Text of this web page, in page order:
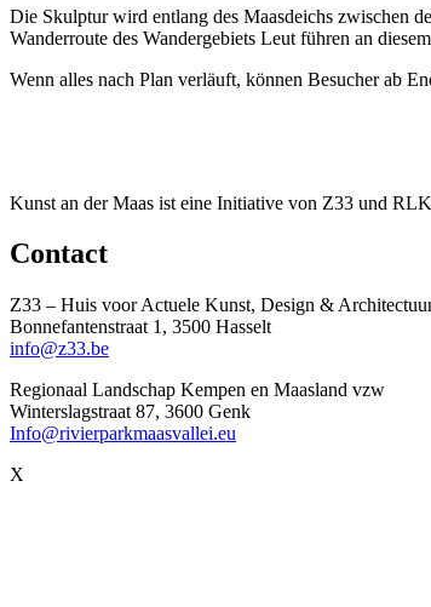
Die Skulptur wird entlang des Maasdeichs zwischen
Wanderroute des Wandergebiets Leut führen an
Wenn alles nach Plan verläuft, können Besucher ab
Kunst an der Maas ist eine Initiative von Z33 und
Contact
Z33 – Huis voor Actuele Kunst, Design &
Bonnefantenstraat 1, 3500 Hasselt
info@z33.be
Regionaal Landschap Kempen en Maasland vzw
Winterslagstraat 87, 3600 Genk
Info@rivierparkmaasvallei.eu
X